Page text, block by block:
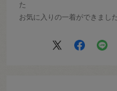
た
お気に入りの一着ができまし